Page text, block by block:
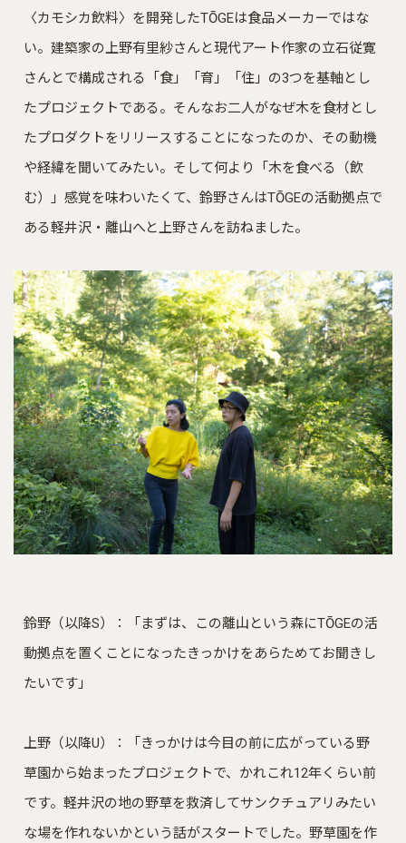
〈カモシカ飲料〉を開発したTŌGEは食品メーカーではな
い。建築家の上野有里紗さんと現代アート作家の立石従寛
さんとで構成される「食」「育」「住」の3つを基軸とし
たプロジェクトである。そんなお二人がなぜ木を食材とし
たプロダクトをリリースすることになったのか、その動機
や経緯を聞いてみたい。そして何より「木を食べる（飲
む）」感覚を味わいたくて、鈴野さんはTŌGEの活動拠点で
ある軽井沢・離山へと上野さんを訪ねました。
鈴野（以降S）：「まずは、この離山という森にTŌGEの活
動拠点を置くことになったきっかけをあらためてお聞きし
たいです」
上野（以降U）：「きっかけは今目の前に広がっている野
草園から始まったプロジェクトで、かれこれ12年くらい前
です。軽井沢の地の野草を救済してサンクチュアリみたい
な場を作れないかという話がスタートでした。野草園を作